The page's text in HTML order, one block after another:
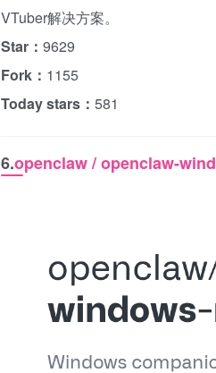
VTuber解决方案。
Star： 9629
Fork： 1155
Today stars： 581
6.openclaw / openclaw-